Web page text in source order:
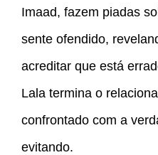
Imaad, fazem piadas
sente ofendido,
acreditar que está
Lala termina o
confrontado com a
evitando.